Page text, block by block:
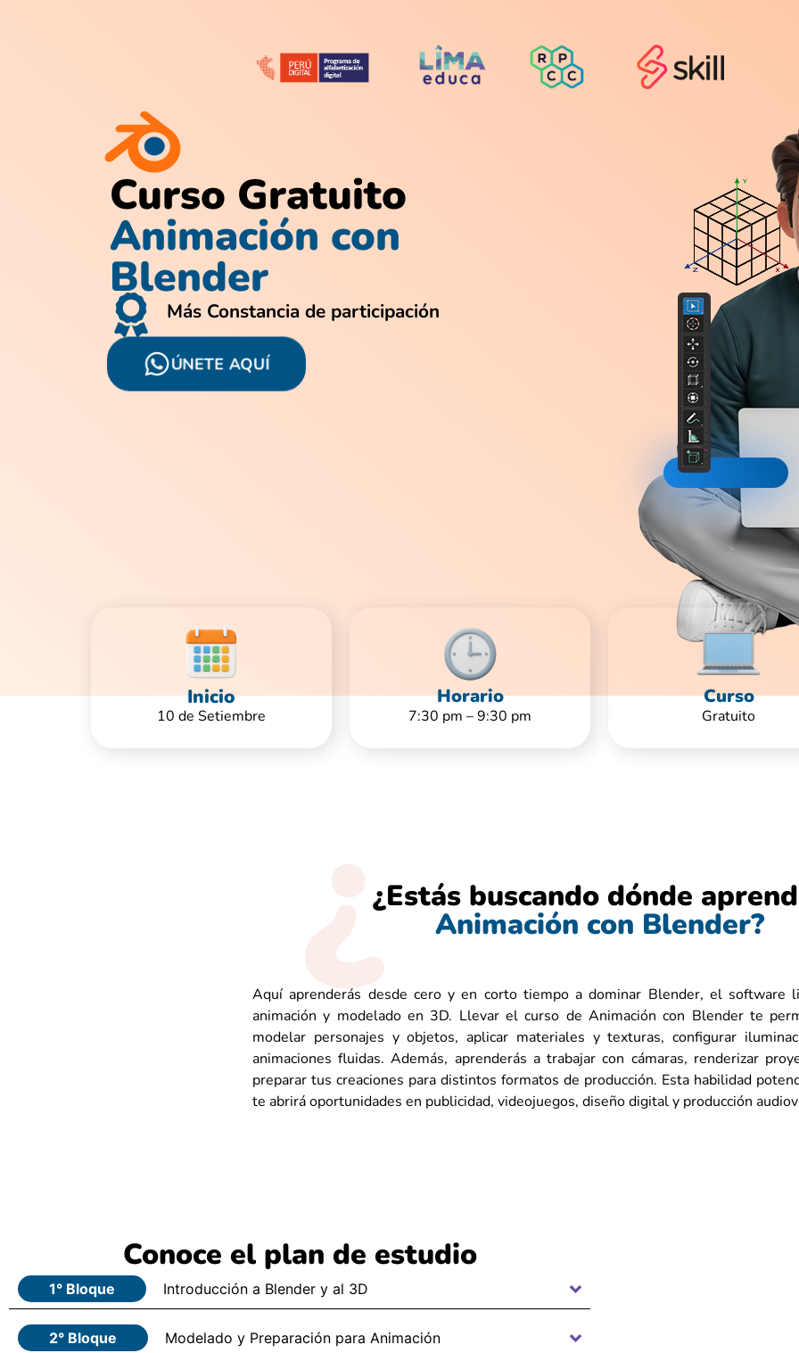
Curso Gratuito
Animación con
Blender
Más Constancia de participación
ÚNETE AQUÍ
Inicio
10 de Setiembre
Horario
7:30 pm – 9:30 pm
Curso
Gratuito
¿Estás buscando dónde
Animación con Blender?
Aquí aprenderás desde cero y en corto tiempo a dominar Blender, el software
animación y modelado en 3D. Llevar el curso de Animación con Blender te
modelar personajes y objetos, aplicar materiales y texturas, configurar
animaciones fluidas. Además, aprenderás a trabajar con cámaras, renderizar
preparar tus creaciones para distintos formatos de producción. Esta habilidad
te abrirá oportunidades en publicidad, videojuegos, diseño digital y producción
Conoce el plan de estudio
1° Bloque Introducción a Blender y al 3D
2° Bloque Modelado y Preparación para Animación